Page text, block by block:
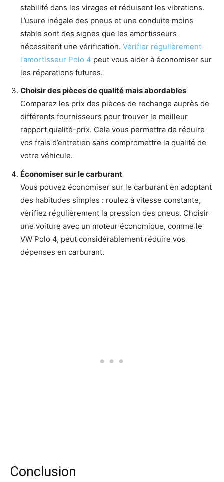
stabilité dans les virages et réduisent les vibrations.
L’usure inégale des pneus et une conduite moins
stable sont des signes que les amortisseurs
nécessitent une vérification. Vérifier régulièrement
l’amortisseur Polo 4 peut vous aider à économiser sur
les réparations futures.
Choisir des pièces de qualité mais abordables
Comparez les prix des pièces de rechange auprès de
différents fournisseurs pour trouver le meilleur
rapport qualité-prix. Cela vous permettra de réduire
vos frais d’entretien sans compromettre la qualité de
votre véhicule.
Économiser sur le carburant
Vous pouvez économiser sur le carburant en adoptant
des habitudes simples : roulez à vitesse constante,
vérifiez régulièrement la pression des pneus. Choisir
une voiture avec un moteur économique, comme le
VW Polo 4, peut considérablement réduire vos
dépenses en carburant.
Conclusion